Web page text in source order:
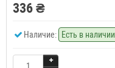
336 ₴
Наличие: Есть в наличии